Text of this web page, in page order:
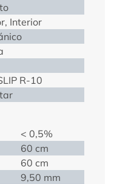
Interior
R-10
< 0,5%
60 cm
60 cm
9,50 mm